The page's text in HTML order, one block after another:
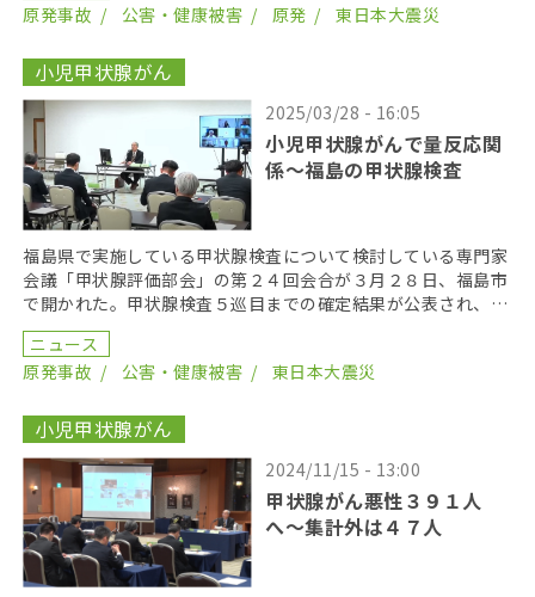
原発事故
公害・健康被害 原発 東日本大震災
小児甲状腺がん
2025/03/28 - 16:05
小児甲状腺がんで量反応関
係〜福島の甲状腺検査
福島県で実施している甲状腺検査について検討している専門家
会議「甲状腺評価部会」の第２４回会合が３月２８日、福島市
で開かれた。甲状腺検査５巡目までの確定結果が公表され、部
会委員の任期末となる今年７月までに、疫学的な解析と報 […]
ニュース
原発事故
公害・健康被害 東日本大震災
小児甲状腺がん
2024/11/15 - 13:00
甲状腺がん悪性３９１人
へ〜集計外は４７人